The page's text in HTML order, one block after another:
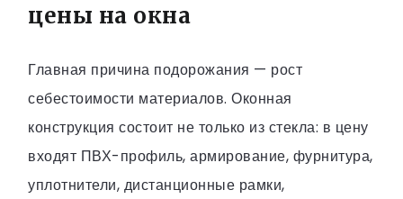
цены на окна
Главная причина подорожания — рост
себестоимости материалов. Оконная
конструкция состоит не только из стекла: в цену
входят ПВХ-профиль, армирование, фурнитура,
уплотнители, дистанционные рамки,